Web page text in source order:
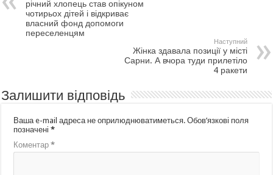
річний хлопець став опікуном
чотирьох дітей і відкриває
власний фонд допомоги
переселенцям
Наступний
Жінка здавала позиції у місті
Сарни. А вчора туди прилетіло
4 ракети
Залишити відповідь
Ваша e-mail адреса не оприлюднюватиметься. Обов’язкові поля
позначені*
Коментар*